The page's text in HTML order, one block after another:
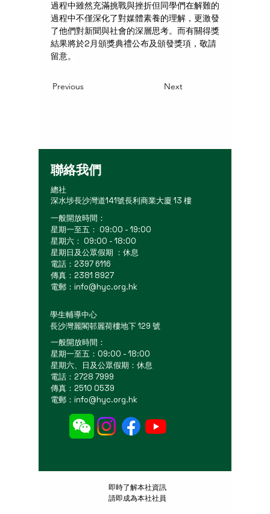
過程中雖然充滿挑戰與挫折但同學們在解難的
過程中不僅深化了對媒體素養的理解，更激發
了他們對新聞與社會的深層思考。而有關得獎
結果將於2月頒獎典禮公布及頒發獎項，敬請
留意。
Previous Next
聯絡我們
總社
深水埗長沙灣道141號長利商業大廈 13 樓
一般開放時間：
星期一至五： 09:00 - 19:00
星期六： 09:00 - 18:00
星期日及公眾假期 ：休息
電話：2397 6116
傳真：2381 8927
電郵： info@hyc.org.hk
學生輔導中心
長沙灣麗閣邨麗荷樓地下 129 號
一般開放時間：
星期一至五：09:00 - 18:00
星期六、日及公眾假期：休息
電話：2728 7999
傳真：2510 0539
電郵： info@hyc.org.hk
​即時了解本社資訊
請即成為本社社員